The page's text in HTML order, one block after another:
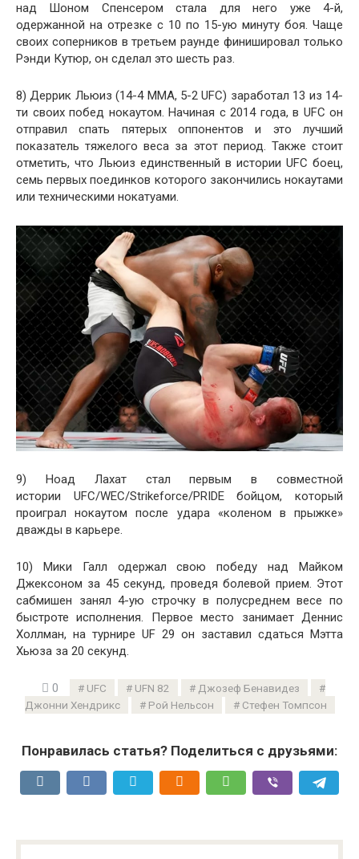
над Шоном Спенсером стала для него уже 4-й,
одержанной на отрезке с 10 по 15-ую минуту боя. Чаще
своих соперников в третьем раунде финишировал только
Рэнди Кутюр, он сделал это шесть раз.
8) Деррик Льюиз (14-4 MMA, 5-2 UFC) заработал 13 из 14-
ти своих побед нокаутом. Начиная с 2014 года, в UFC он
отправил спать пятерых оппонентов и это лучший
показатель тяжелого веса за этот период. Также стоит
отметить, что Льюиз единственный в истории UFC боец,
семь первых поединков которого закончились нокаутами
или техническими нокатуами.
9) Ноад Лахат стал первым в совместной
истории UFC/WEC/Strikeforce/PRIDE бойцом, который
проиграл нокаутом после удара «коленом в прыжке»
дважды в карьере.
10) Мики Галл одержал свою победу над Майком
Джексоном за 45 секунд, проведя болевой прием. Этот
сабмишен занял 4-ую строчку в полусреднем весе по
быстроте исполнения. Первое место занимает Деннис
Холлман, на турнире UF 29 он заставил сдаться Мэтта
Хьюза за 20 секунд.
0 UFC UFN 82
Джозеф Бенавидез
Джонни Хендрикс
Рой Нельсон Стефен Томпсон
Понравилась статья? Поделиться с друзьями: